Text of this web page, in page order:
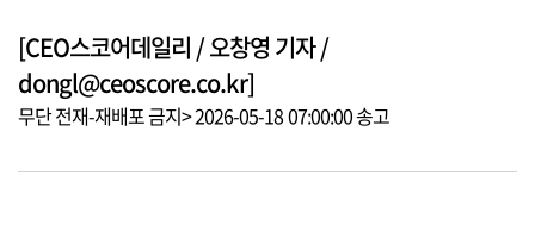
[CEO스코어데일리 / 오창영 기자 /
dongl@ceoscore.co.kr]
무단 전재-재배포 금지> 2026-05-18 07:00:00 송고